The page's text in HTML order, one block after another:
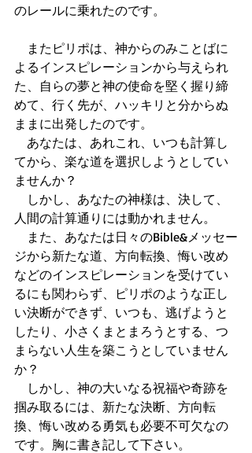
のレールに乗れたのです。
またピリポは、神からのみことばに
よるインスピレーションから与えられ
た、自らの夢と神の使命を堅く握り締
めて、行く先が、ハッキリと分からぬ
ままに出発したのです。
あなたは、あれこれ、いつも計算し
てから、楽な道を選択しようとしてい
ませんか？
しかし、あなたの神様は、決して、
人間の計算通りには動かれません。
また、あなたは日々のBible&メッセー
ジから新たな道、方向転換、悔い改め
などのインスピレーションを受けてい
るにも関わらず、ピリポのような正し
い決断ができず、いつも、逃げようと
したり、小さくまとまろうとする、つ
まらない人生を築こうとしていません
か？
しかし、神の大いなる祝福や奇跡を
掴み取るには、新たな決断、方向転
換、悔い改める勇気も必要不可欠なの
です。胸に書き記して下さい。